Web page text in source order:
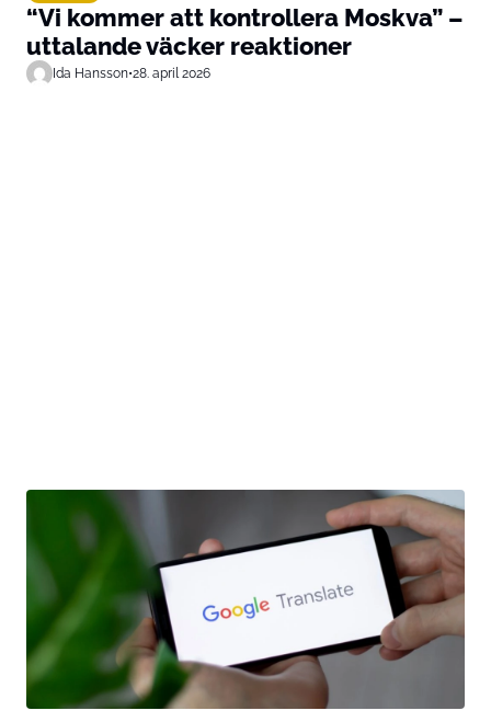
“Vi kommer att kontrollera Moskva” –
uttalande väcker reaktioner
Ida Hansson•28. april 2026